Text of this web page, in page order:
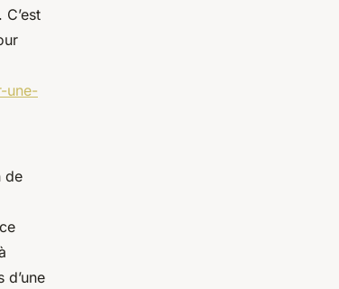
. C’est
une-
de
d’une